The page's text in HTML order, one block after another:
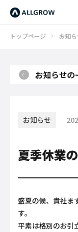
トップページ お知
お知らせの
お知らせ
夏季休業
盛夏の候、貴社ま
す。
平素は格別のお引